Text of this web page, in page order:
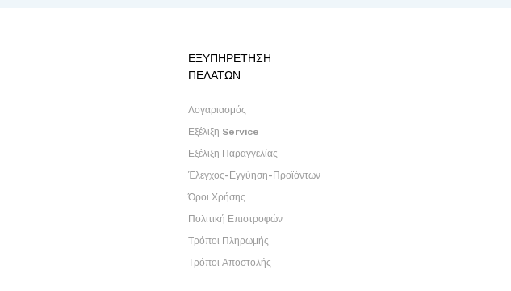
ΕΞΥΠΗΡΕΤΗΣΗ
ΠΕΛΑΤΩΝ
Λογαριασμός
Εξέλιξη Service
Εξέλιξη Παραγγελίας
Έλεγχος-Εγγύηση-Προϊόντων
Όροι Χρήσης
Πολιτική Επιστροφών
Τρόποι Πληρωμής
Τρόποι Αποστολής